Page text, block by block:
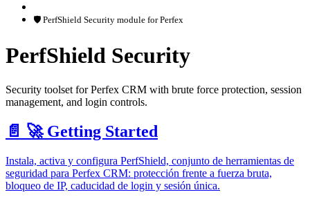
🛡️ PerfShield Security module for Perfex
PerfShield Security
Security toolset for Perfex CRM with brute force protection, session
management, and login controls.
📄️ 🚀 Getting Started
Instala, activa y configura PerfShield, conjunto de herramientas de
seguridad para Perfex CRM: protección frente a fuerza bruta,
bloqueo de IP, caducidad de login y sesión única.